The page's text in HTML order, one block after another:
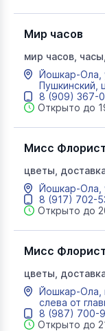
Мир часов
мир часов,
сувениры, салон
Йошкар-Ола,
Пушкинский,
8 (909) 367-
Открыто до
Мисс
цветы,
медведи,
цветы опт
Йошкар-Ола,
8 (917) 702-
Открыто до
Мисс
цветы,
медведи,
цветы опт
Йошкар-Ола,
слева от
8 (987) 700-
Открыто до